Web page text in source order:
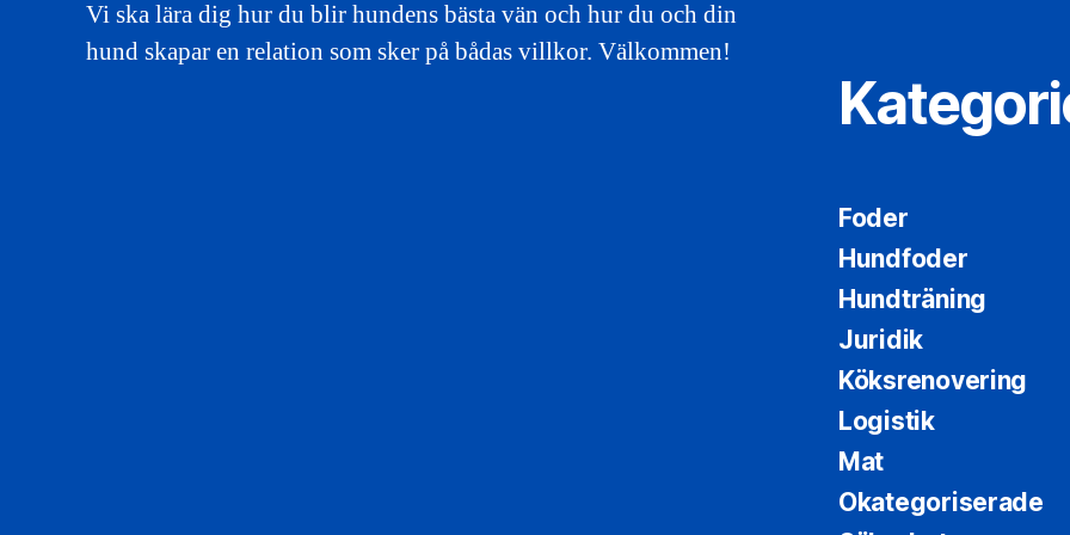
Vi ska lära dig hur du blir hundens bästa vän och hur du och din
hund skapar en relation som sker på bådas villkor. Välkommen!
Foder
Hundfoder
Hundträning
Juridik
Köksrenovering
Logistik
Mat
Okategoriserade